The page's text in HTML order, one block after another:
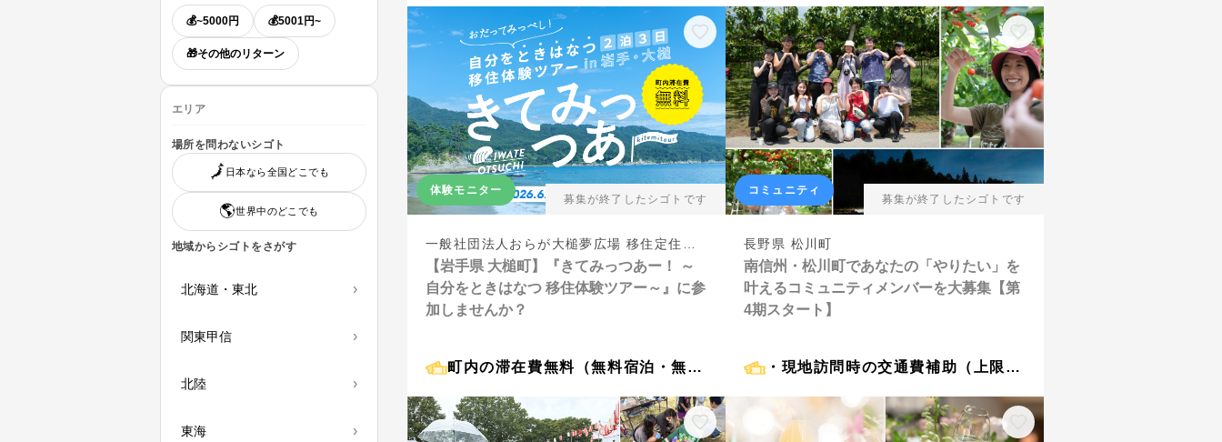
講師・イベント登壇
Webディレクター
エンジニア デザイナー
地域おこし協力隊
お手伝い その他
💰~5000円 💰5001円~
🎁その他のリターン
エリア
場所を問わないシゴト
🗾 日本なら全国どこでも
🌎️世界中のどこでも
地域からシゴトをさがす
北海道・東北 ›
関東甲信 ›
北陸 ›
東海 ›
体験モニター
募集が終了したシゴトです
一般社団法人おらが大槌夢広場 移住定住事務局
【岩手県 大槌町】『きてみっつあー！ ～
自分をときはなつ 移住体験ツアー～』に参
加しませんか？
町内の滞在費無料（無料宿泊・無料体験）
コミュニティ
募集が終了したシゴトです
長野県 松川町
南信州・松川町であなたの「やりたい」を
叶えるコミュニティメンバーを大募集【第
4期スタート】
・現地訪問時の交通費補助（上限15,000円 × 3回） ・移住促進住宅の特別利用（1棟2,000円/泊） ・『清流苑』宿泊補助（1回 / 日付指定あり）